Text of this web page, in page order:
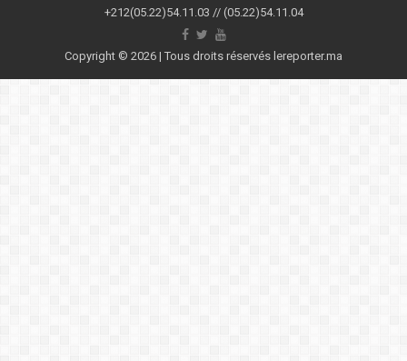
+212(05.22)54.11.03 // (05.22)54.11.04
Copyright © 2026 | Tous droits réservés lereporter.ma